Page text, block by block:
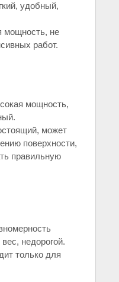
удобный,
мощность, не
работ.
мощность,
может
поверхности,
правильную
недорогой.
только для